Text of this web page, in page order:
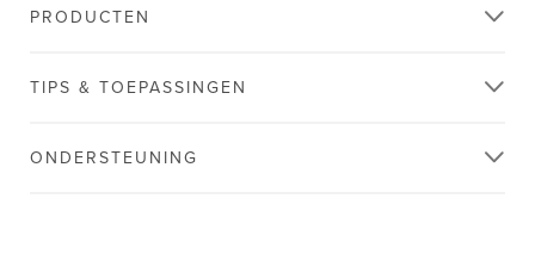
PRODUCTEN
TIPS & TOEPASSINGEN
ONDERSTEUNING